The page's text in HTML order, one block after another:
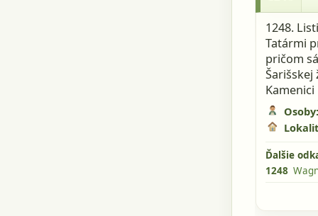
1248.
Tatármi
pričom
Šarišskej
Osoby:
Ďalšie
1248